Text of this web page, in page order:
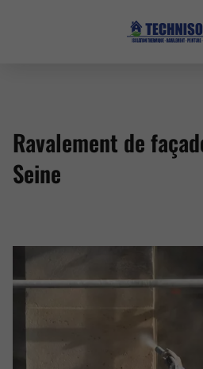
Ravalement de
Seine